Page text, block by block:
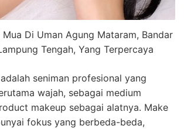
Di Uman Agung Mataram, Bandar
Tengah, Yang Terpercaya
seniman profesional yang
wajah, sebagai medium
makeup sebagai alatnya. Make
fokus yang berbeda-beda,